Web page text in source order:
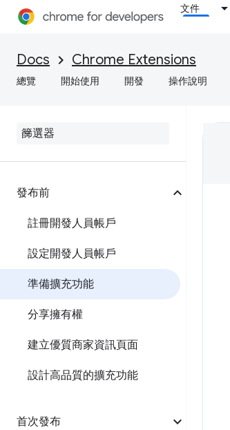
文件
Docs Chrome Extensions
總覽 開始使用 開發 操作說明
發布前
註冊開發人員帳戶
設定開發人員帳戶
準備擴充功能
分享擁有權
建立優質商家資訊頁面
設計高品質的擴充功能
首次發布